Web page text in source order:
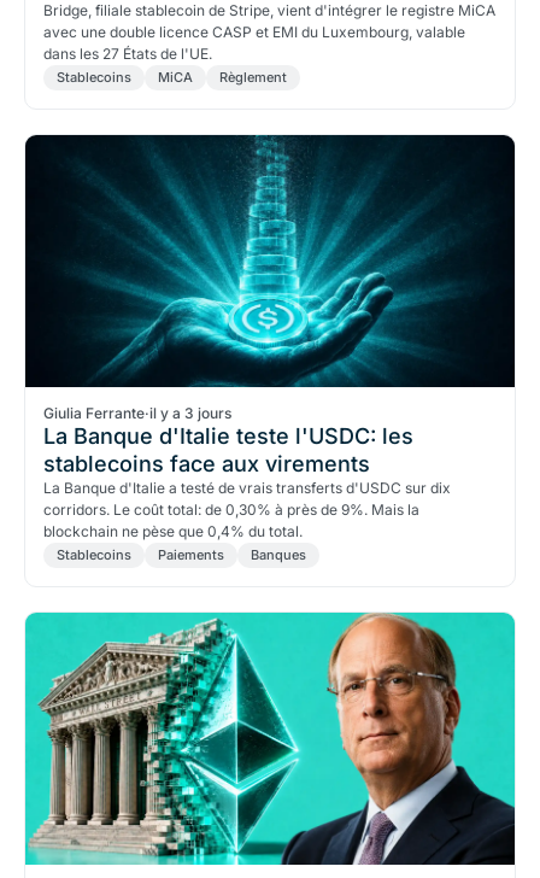
Bridge, filiale stablecoin de Stripe, vient d'intégrer le registre MiCA
avec une double licence CASP et EMI du Luxembourg, valable
dans les 27 États de l'UE.
Stablecoins MiCA Règlement
Giulia Ferrante·il y a 3 jours
La Banque d'Italie teste l'USDC: les
stablecoins face aux virements
La Banque d'Italie a testé de vrais transferts d'USDC sur dix
corridors. Le coût total: de 0,30% à près de 9%. Mais la
blockchain ne pèse que 0,4% du total.
Stablecoins Paiements Banques